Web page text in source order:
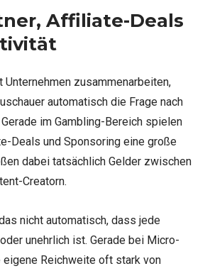
Affiliate-Deals
zusammenarbeiten,
automatisch die Frage nach
im Gambling-Bereich spielen
Deals und Sponsoring eine große
dabei tatsächlich Gelder zwischen
Creatorn.
nicht automatisch, dass jede
unehrlich ist. Gerade bei Micro-
eigene Reichweite oft stark von